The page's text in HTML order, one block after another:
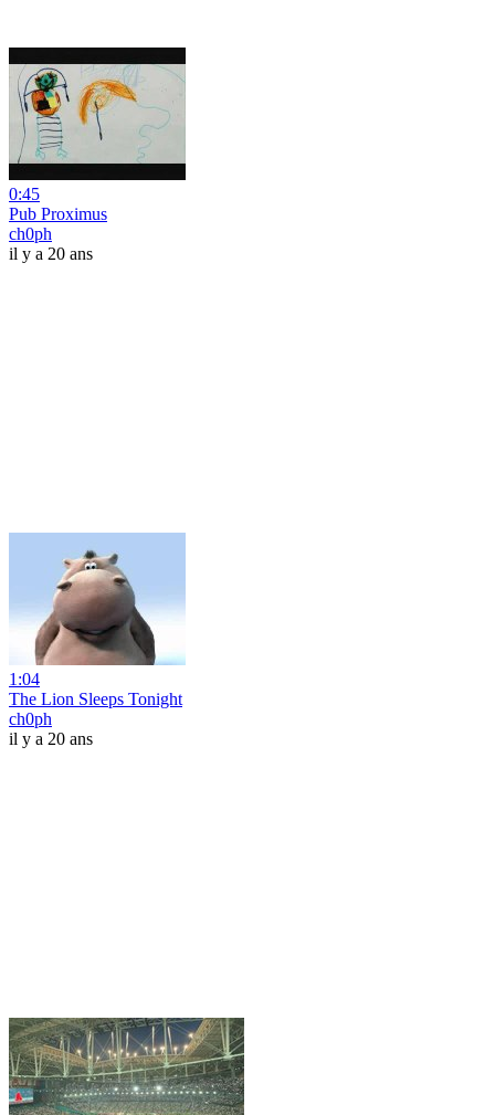
0:45
Pub Proximus
ch0ph
il y a 20 ans
1:04
The Lion Sleeps Tonight
ch0ph
il y a 20 ans